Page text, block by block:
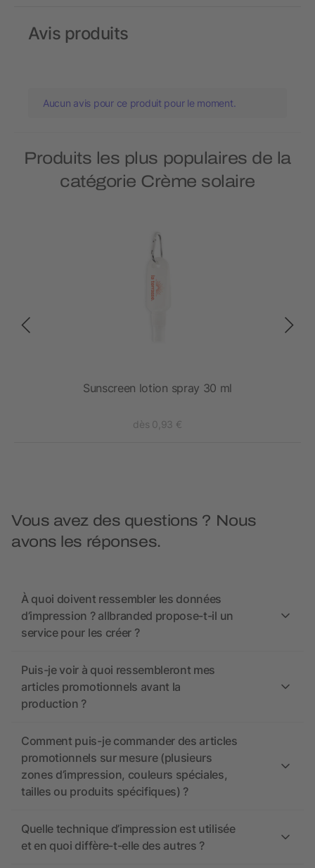
Avis produits
Aucun avis pour ce produit pour le moment.
Produits les plus populaires de la
catégorie Crème solaire
Sunscreen lotion spray 30 ml
dès 0,93 €
Vous avez des questions ? Nous
avons les réponses.
À quoi doivent ressembler les données
d’impression ? allbranded propose-t-il un
service pour les créer ?
Puis-je voir à quoi ressembleront mes
articles promotionnels avant la
production ?
Comment puis-je commander des articles
promotionnels sur mesure (plusieurs
zones d’impression, couleurs spéciales,
tailles ou produits spécifiques) ?
Quelle technique d’impression est utilisée
et en quoi diffère-t-elle des autres ?